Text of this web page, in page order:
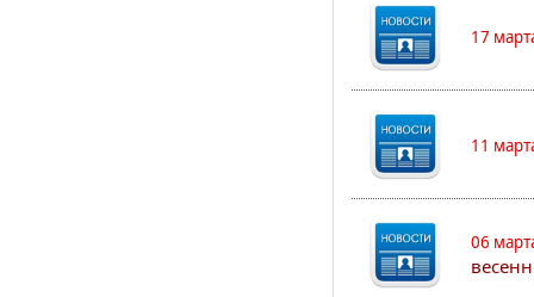
17
11
06